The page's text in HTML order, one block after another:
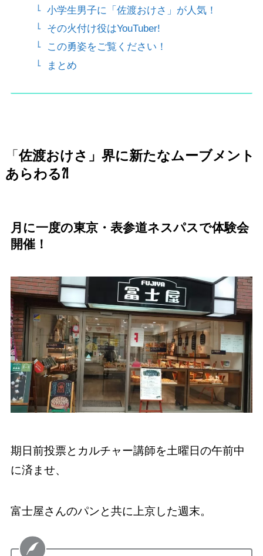
小学生男子に「佐渡おけさ」が人気！
その火付け役はYouTuber!
この勇姿をご覧ください！
まとめ
「佐渡おけさ」界に新たなムーブメント
あらわる⁈
月に一度の東京・表参道ネスパスで体験会
開催！
期日前投票とカルチャー講師を土曜日の午前中
に済ませ、
富士屋さんのパンと共に上京した週末。